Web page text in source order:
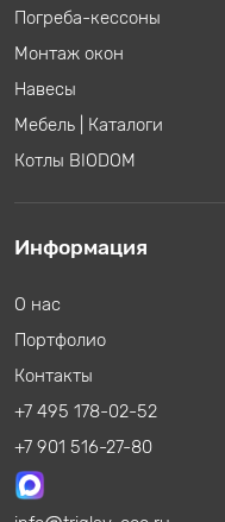
Погреба-кессоны
Монтаж окон
Навесы
Мебель
Каталоги
Котлы BIODOM
Информация
О нас
Портфолио
Контакты
+7 495 178-02-52
+7 901 516-27-80